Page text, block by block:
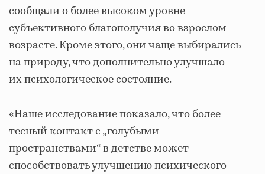
сообщали о более высоком уровне
субъективного благополучия во взрослом
возрасте. Кроме этого, они чаще выбирались
на природу, что дополнительно улучшало
их психологическое состояние.
«Наше исследование показало, что более
тесный контакт с „голубыми
пространствами“ в детстве может
способствовать улучшению психического